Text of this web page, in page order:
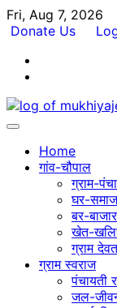
Skip
to
Fri, Aug 7, 2026
Donate Us
Home
गांव-चौपाल
ग्राम-
घर-समाज
बर-बाजार
खेत-
ग्राम
ग्राम स्वराज
पंचायती
जल-